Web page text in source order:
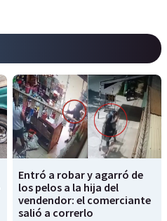
Entró a robar y agarró de
los pelos a la hija del
vendendor: el comerciante
salió a correrlo